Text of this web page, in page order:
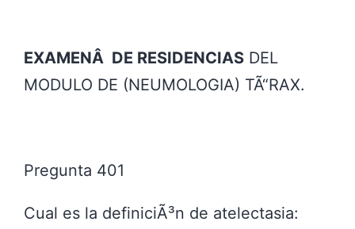
EXAMENÂ DE RESIDENCIAS DEL
MODULO DE (NEUMOLOGIA) TÃ“RAX.
Pregunta 401
Cual es la definiciÃ³n de atelectasia: